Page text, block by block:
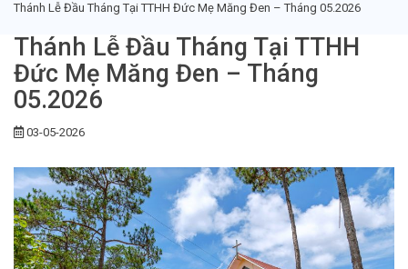
Thánh Lễ Đầu Tháng Tại TTHH Đức Mẹ Măng Đen – Tháng 05.2026
Thánh Lễ Đầu Tháng Tại TTHH
Đức Mẹ Măng Đen – Tháng
05.2026
03-05-2026